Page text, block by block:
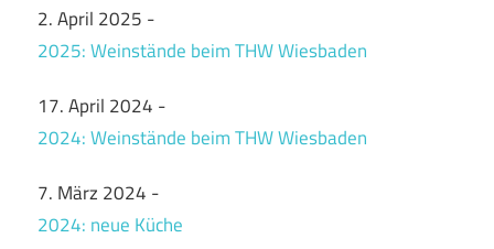
2. April 2025 -
2025: Weinstände beim THW Wiesbaden
17. April 2024 -
2024: Weinstände beim THW Wiesbaden
7. März 2024 -
2024: neue Küche